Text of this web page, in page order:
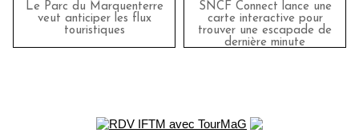
Le Parc du Marquenterre
veut anticiper les flux
touristiques
SNCF Connect lance une
carte interactive pour
trouver une escapade de
dernière minute